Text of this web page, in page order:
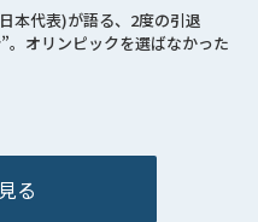
本代表)が語る、2度の引退
。オリンピックを選ばなかった
る